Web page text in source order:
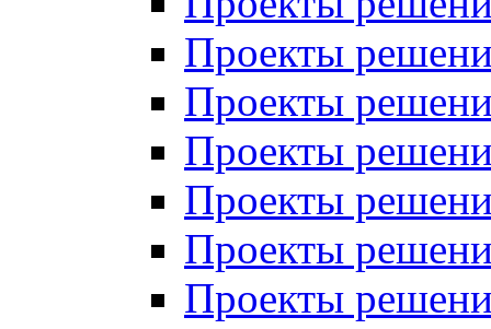
Проекты
Проекты
Проекты
Проекты
Проекты
Проекты